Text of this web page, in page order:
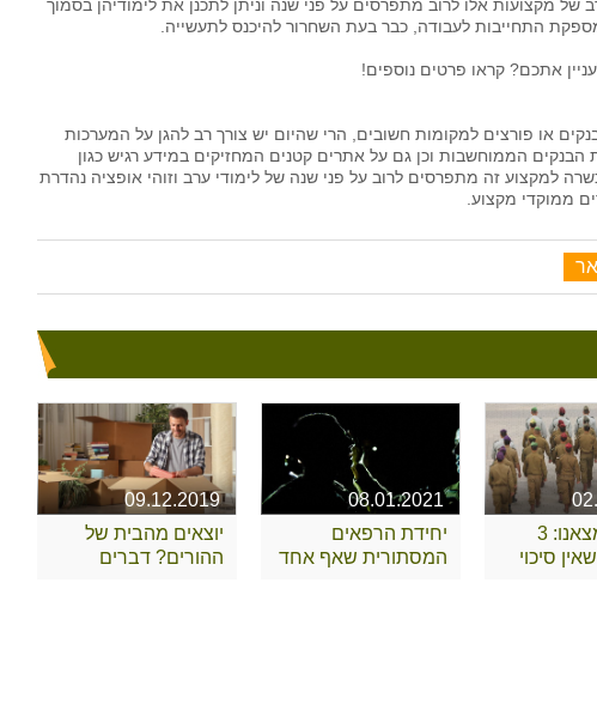
מקצועות אלו לרוב מתפרסים על פני שנה וניתן לתכנן את לימודיהן בסמוך
התחייבות לעבודה, כבר בעת השחרור להיכנס לתעשייה.
אתכם? קראו פרטים נוספים!
או פורצים למקומות חשובים, הרי שהיום יש צורך רב להגן על המערכות
הבנקים הממוחשבות וכן גם על אתרים קטנים המחזיקים במידע רגיש כגון
למקצוע זה מתפרסים לרוב על פני שנה של לימודי ערב וזוהי אופציה נהדרת
ממוקדי מקצוע.
חיפשנו ומצאנו: 3
סיכוי
08.01.2021
יחידת הרפאים
המסתורית שאף אחד
09.12.2019
יוצאים מהבית של
ההורים? דברים